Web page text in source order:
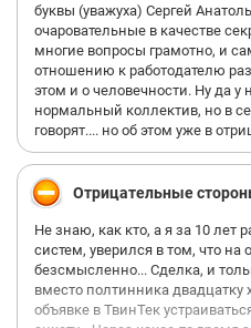
буквы (уважуха) Сергей
очаровательные в качестве
многие вопросы грамотно, и
отношению к работодателю
этом и о человечности. Ну да у
нормальный коллектив, но в
говорят.... но об этом уже в
Отрицательные
Не знаю, как кто, а я за 10 лет
систем, уверился в том, что на
безсмысленно... Сделка, и
вместо полтинника двадцатку
объявке в ТвинТек